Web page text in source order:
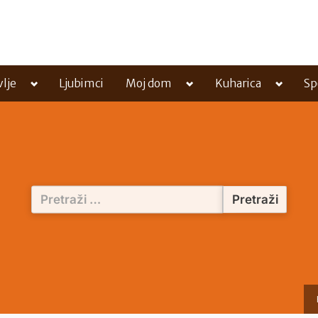
Toggle
menu
Ljubimci Moj dom
Toggle
menu
Kuharica
Toggle
menu
Pretraži: